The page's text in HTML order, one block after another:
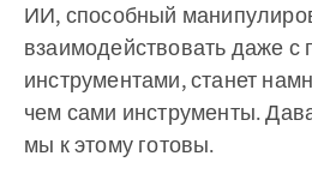
ИИ, способный
взаимодействовать даже с
инструментами, станет
чем сами инструменты.
мы к этому готовы.